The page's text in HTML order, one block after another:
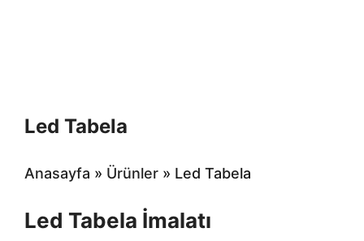
Led Tabela
Anasayfa » Ürünler » Led Tabela
Led Tabela İmalatı